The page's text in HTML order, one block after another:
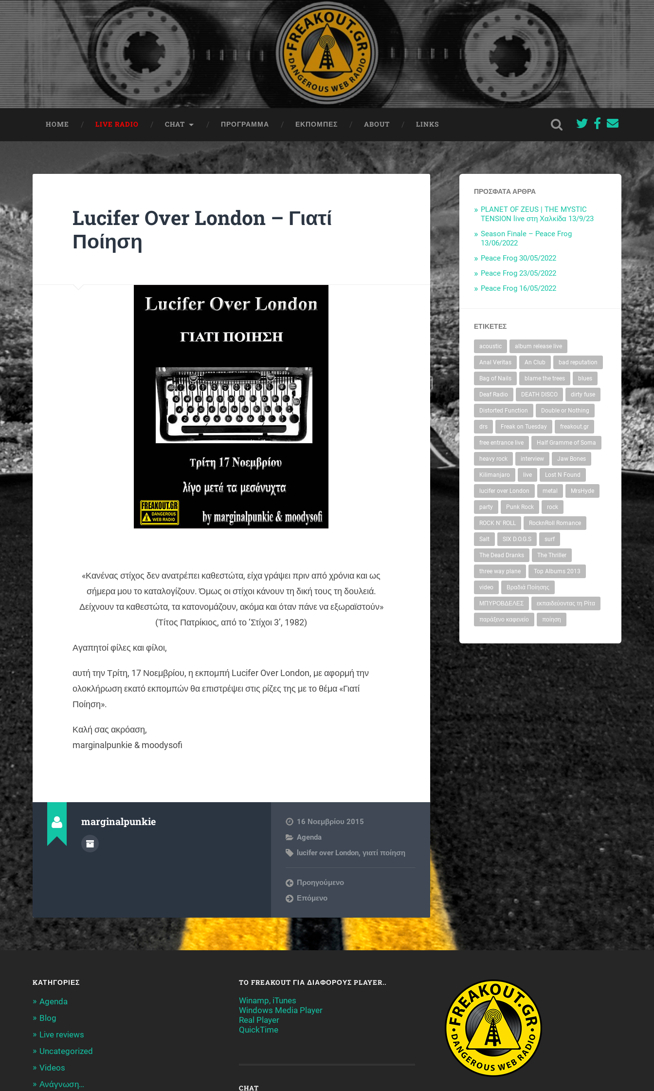
HOME LIVE RADIO CHAT ΠΡΟΓΡΑΜΜΑ ΕΚΠΟΜΠΈΣ ABOUT LINKS
Lucifer Over London – Γιατί
Ποίηση
«Κανένας στίχος δεν ανατρέπει καθεστώτα, είχα γράψει πριν από χρόνια και ως
σήμερα μου το καταλογίζουν. Όμως οι στίχοι κάνουν τη δική τους τη δουλειά.
Δείχνουν τα καθεστώτα, τα κατονομάζουν, ακόμα και όταν πάνε να εξωραϊστούν»
(Τίτος Πατρίκιος, από το ‘Στίχοι 3’, 1982)
Αγαπητοί φίλες και φίλοι,
αυτή την Τρίτη, 17 Νοεμβρίου, η εκπομπή Lucifer Over London, με αφορμή την
ολοκλήρωση εκατό εκπομπών θα επιστρέψει στις ρίζες της με το θέμα «Γιατί
Ποίηση».
Καλή σας ακρόαση,
marginalpunkie & moodysofi
marginalpunkie
16 Νοεμβρίου 2015
Agenda
lucifer over London,γιατί ποίηση
Προηγούμενο
Επόμενο
ΠΡΌΣΦΑΤΑ ΆΡΘΡΑ
PLANET OF ZEUS | THE MYSTIC
TENSION live στη Χαλκίδα 13/9/23
Season Finale – Peace Frog
13/06/2022
Peace Frog 30/05/2022
Peace Frog 23/05/2022
Peace Frog 16/05/2022
ΕΤΙΚΈΤΕΣ
acoustic album release live
Anal Veritas An Club bad reputation
Bag of Nails blame the trees blues
Deaf Radio DEATH DISCO dirty fuse
Distorted Function Double or Nothing
drs Freak on Tuesday freakout.gr
free entrance live Half Gramme of Soma
heavy rock interview Jaw Bones
Kilimanjaro live Lost N Found
lucifer over London metal MrsHyde
party Punk Rock rock
ROCK N' ROLL RocknRoll Romance
Salt SIX D.O.G.S surf
The Dead Dranks The Thriller
three way plane Top Albums 2013
video Βραδιά Ποίησης
ΜΠΥΡΟΒΔΕΛΕΣ εκπαιδεύοντας τη Ρίτα
παράξενο καφενείο ποίηση
KΑΤΗΓΟΡΊΕΣ
Agenda
Blog
Live reviews
Uncategorized
Videos
Ανάγνωση…
TO FREAKOUT ΓΙΑ ΔΙΆΦΟΡΟΥΣ PLAYER..
Winamp, iTunes
Windows Media Player
Real Player
QuickTime
CHAT